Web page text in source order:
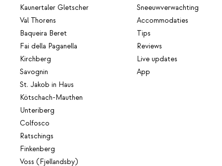
Kaunertaler Gletscher
Val Thorens
Baqueira Beret
Fai della Paganella
Kirchberg
Savognin
St. Jakob in Haus
Kötschach-Mauthen
Unteriberg
Colfosco
Ratschings
Finkenberg
Voss (Fjellandsby)
Sneeuwverwachting
Accommodaties
Tips
Reviews
Live updates
App